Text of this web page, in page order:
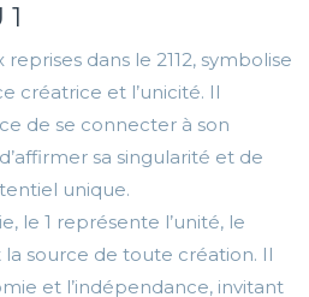
reprises dans le 2112, symbolise
créatrice et l’unicité. Il
de se connecter à son
sa singularité et de
unique.
le 1 représente l’unité, le
la source de toute création. Il
et l’indépendance, invitant